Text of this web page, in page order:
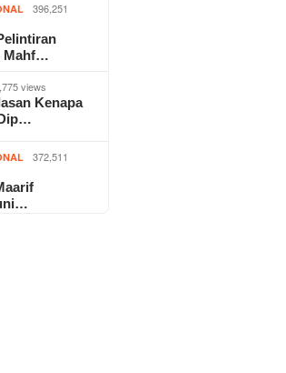
396,251
Mahf…
views
Kenapa
372,511